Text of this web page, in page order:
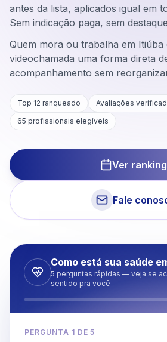
antes da lista, aplicados igual em
Sem indicação paga, sem
Quem mora ou trabalha em
videochamada uma forma direta
acompanhamento sem
Top 12 ranqueado
Avaliações
65 profissionais elegíveis
Ver ranking
Fale
Como está sua saúde
5 perguntas rápidas — veja se
sentido pra você
PERGUNTA 1 DE5